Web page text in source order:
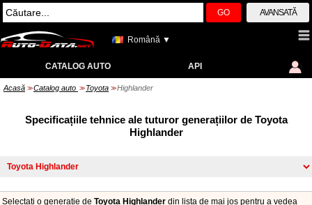
GO AVANSATĂ
Română ▼
CATALOG AUTO API
Acasă >> Catalog auto >> Toyota >> Highlander
Specificațiile tehnice ale tuturor generațiilor de Toyota
Highlander
Selectați o generație de Toyota Highlander din lista de mai jos pentru a vedea